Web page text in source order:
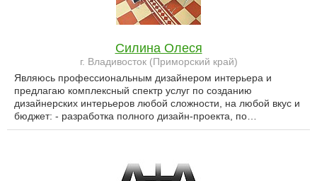
Силина Олеся
г. Владивосток (Приморский край)
Являюсь профессиональным дизайнером интерьера и
предлагаю комплексный спектр услуг по созданию
дизайнерских интерьеров любой сложности, на любой вкус и
бюджет: - разработка полного дизайн-проекта, по…